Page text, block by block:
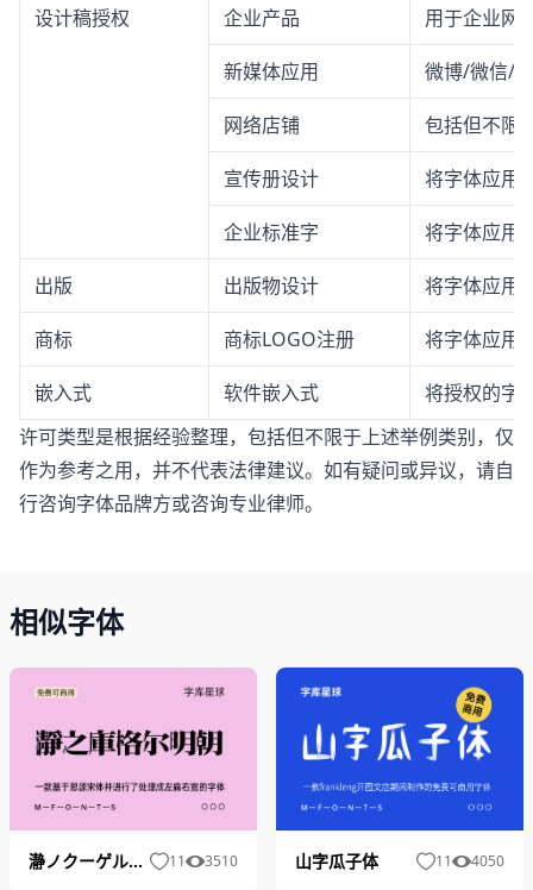
设计稿授权 企业产品 用于企业网
新媒体应用 微博/微信/
网络店铺 包括但不限
宣传册设计 将字体应用
企业标准字 将字体应用
出版 出版物设计 将字体应用
商标 商标LOGO注册 将字体应用
嵌入式 软件嵌入式
将授权的字
许可类型是根据经验整理，包括但不限于上述举例类别，仅
作为参考之用，并不代表法律建议。如有疑问或异议，请自
行咨询字体品牌方或咨询专业律师。
相似字体
瀞ノクーゲル明朝 11 3510 山字瓜子体 11 4050